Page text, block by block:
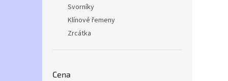
Svorníky
Klínové řemeny
Zrcátka
Cena